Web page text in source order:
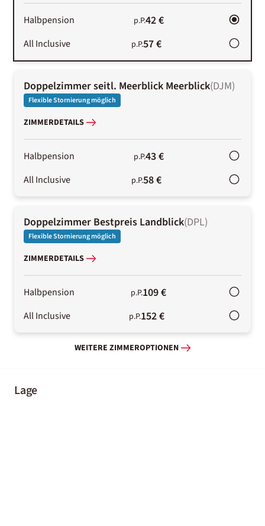
Halbpension p.P.42 €
All Inclusive p.P.57 €
Doppelzimmer seitl. Meerblick Meerblick(DJM)
Flexible Stornierung möglich
ZIMMERDETAILS
Halbpension p.P.43 €
All Inclusive p.P.58 €
Doppelzimmer Bestpreis Landblick(DPL)
Flexible Stornierung möglich
ZIMMERDETAILS
Halbpension p.P.109 €
All Inclusive p.P.152 €
WEITERE ZIMMEROPTIONEN
Lage